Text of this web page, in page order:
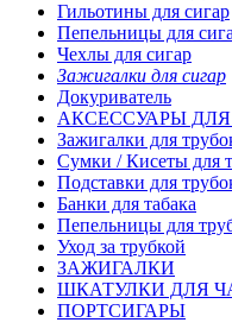
Гильотины для сигар
Пепельницы для
Чехлы для сигар
Зажигалки для сигар
Докуриватель
АКСЕССУАРЫ
Зажигалки для
Сумки / Кисеты для
Подставки для
Банки для табака
Пепельницы для
Уход за трубкой
ЗАЖИГАЛКИ
ШКАТУЛКИ ДЛЯ
ПОРТСИГАРЫ